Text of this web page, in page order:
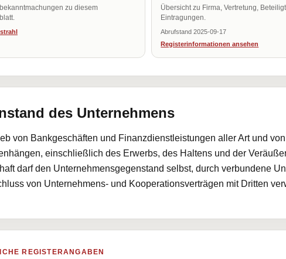
zu diesem
Übersicht zu Firma, Vertretung,
Eintragungen.
Abrufstand 2025-09-17
Registerinformationen ansehen
des Unternehmens
von Bankgeschäften und Finanzdienstleistungen aller Art und
einschließlich des Erwerbs, des Haltens und der
darf den Unternehmensgegenstand selbst, durch verbundene
von Unternehmens- und Kooperationsverträgen mit Dritten
REGISTERANGABEN